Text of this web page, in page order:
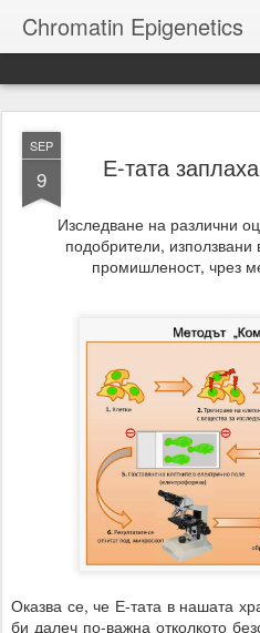
Chromatin Epigenetics
SEP
9 Е-тата
Изследване на различни
подобрители, използвани
промишленост, чрез
Оказва се, че Е-тата в нашата
би далеч по-важна отколкото